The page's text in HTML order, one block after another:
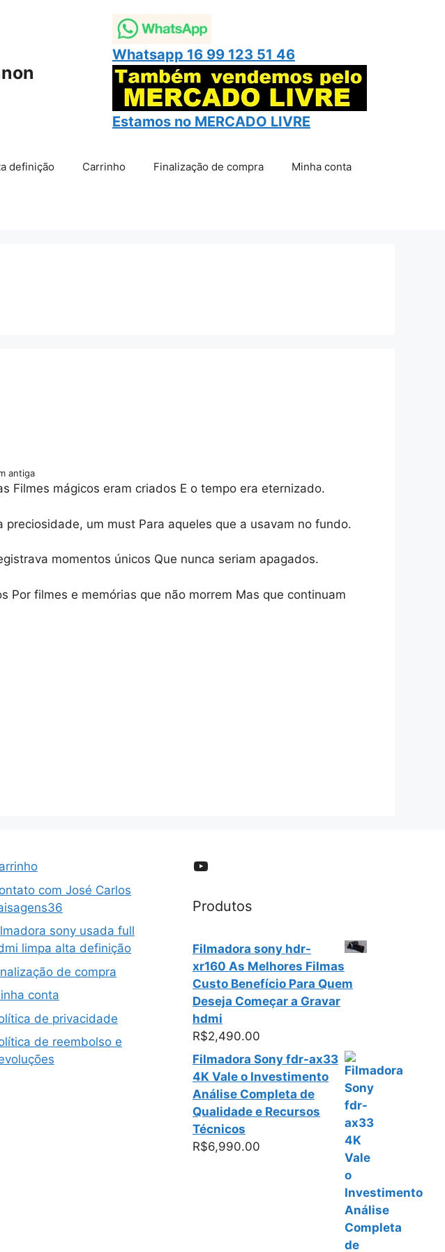
Whatsapp 16 99 123 51 46
Estamos no MERCADO LIVRE
definição Carrinho Finalização de compra Minha conta
antiga
Filmes mágicos eram criados E o tempo era eternizado.
um must Para aqueles que a usavam no fundo.
momentos únicos Que nunca seriam apagados.
filmes e memórias que não morrem Mas que continuam
com José Carlos
sony usada full
limpa alta definição
de compra
conta
de privacidade
de reembolso e
YouTube
Produtos
Filmadora sony hdr-
xr160 As Melhores Filmas
Custo Benefício Para Quem
Deseja Começar a Gravar
hdmi
R$2,490.00
Filmadora Sony fdr-ax33
4K Vale o Investimento
Análise Completa de
Qualidade e Recursos
Técnicos
R$6,990.00